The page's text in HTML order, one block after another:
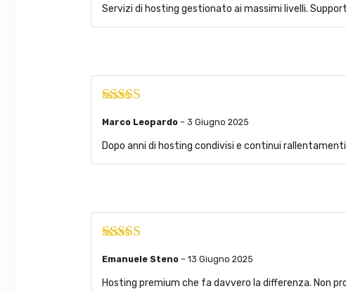
Servizi di hosting gestionato ai massimi livelli.
5
Marco Leopardo – 3 Giugno 2025
Dopo anni di hosting condivisi e continui
5
Emanuele Steno – 13 Giugno 2025
Hosting premium che fa davvero la differenza. Non